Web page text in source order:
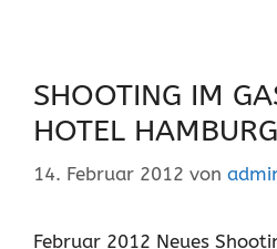
SHOOTING IM
HOTEL HAMBURG
14. Februar 2012 von
Februar 2012 Neues